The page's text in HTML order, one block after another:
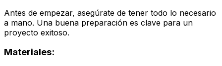
Antes de empezar, asegúrate de tener todo lo necesario
a mano. Una buena preparación es clave para un
proyecto exitoso.
Materiales: